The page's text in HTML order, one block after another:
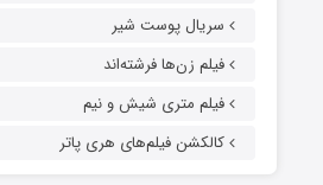
سریال پوست شیر
فیلم زن‌ها فرشته‌اند
فیلم متری شیش و نیم
کالکشن فیلم‌های هری پاتر